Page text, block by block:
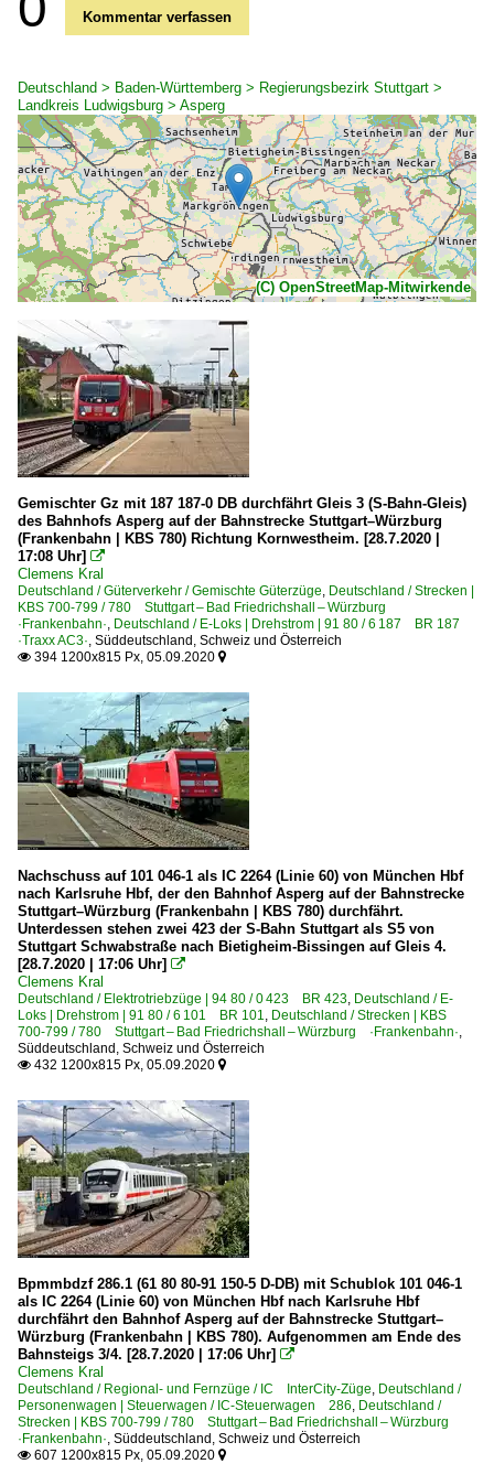
Kommentar verfassen
Deutschland > Baden-Württemberg > Regierungsbezirk Stuttgart >
Landkreis Ludwigsburg > Asperg
(C) OpenStreetMap-Mitwirkende
Gemischter Gz mit 187 187-0 DB durchfährt Gleis 3 (S-Bahn-Gleis)
des Bahnhofs Asperg auf der Bahnstrecke Stuttgart–Würzburg
(Frankenbahn | KBS 780) Richtung Kornwestheim. [28.7.2020 |
17:08 Uhr] 
Clemens Kral
Deutschland / Güterverkehr / Gemischte Güterzüge Deutschland / Strecken |
KBS 700-799 / 780 Stuttgart – Bad Friedrichshall – Würzburg
·Frankenbahn· Deutschland / E-Loks | Drehstrom | 91 80 / 6 187 BR 187
·Traxx AC3· Süddeutschland, Schweiz und Österreich
 394 1200x815 Px, 05.09.2020 
Nachschuss auf 101 046-1 als IC 2264 (Linie 60) von München Hbf
nach Karlsruhe Hbf, der den Bahnhof Asperg auf der Bahnstrecke
Stuttgart–Würzburg (Frankenbahn | KBS 780) durchfährt.
Unterdessen stehen zwei 423 der S-Bahn Stuttgart als S5 von
Stuttgart Schwabstraße nach Bietigheim-Bissingen auf Gleis 4.
[28.7.2020 | 17:06 Uhr] 
Clemens Kral
Deutschland / Elektrotriebzüge | 94 80 / 0 423 BR 423 Deutschland / E-
Loks | Drehstrom | 91 80 / 6 101 BR 101
Deutschland / Strecken | KBS
700-799 / 780 Stuttgart – Bad Friedrichshall – Würzburg ·Frankenbahn·
Süddeutschland, Schweiz und Österreich
 432 1200x815 Px, 05.09.2020 
Bpmmbdzf 286.1 (61 80 80-91 150-5 D-DB) mit Schublok 101 046-1
als IC 2264 (Linie 60) von München Hbf nach Karlsruhe Hbf
durchfährt den Bahnhof Asperg auf der Bahnstrecke Stuttgart–
Würzburg (Frankenbahn | KBS 780). Aufgenommen am Ende des
Bahnsteigs 3/4. [28.7.2020 | 17:06 Uhr] 
Clemens Kral
Deutschland / Regional- und Fernzüge / IC InterCity-Züge Deutschland /
Personenwagen | Steuerwagen / IC-Steuerwagen 286 Deutschland /
Strecken | KBS 700-799 / 780 Stuttgart – Bad Friedrichshall – Würzburg
·Frankenbahn· Süddeutschland, Schweiz und Österreich
 607 1200x815 Px, 05.09.2020 